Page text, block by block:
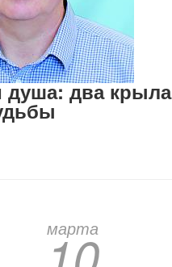
душа: два крыла
марта